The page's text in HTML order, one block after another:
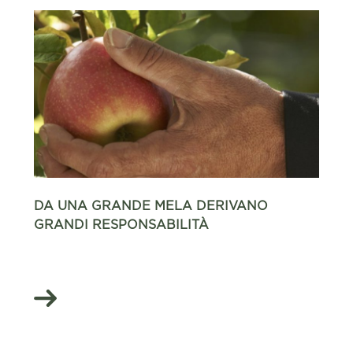
DA UNA GRANDE MELA DERIVANO
GRANDI RESPONSABILITÀ